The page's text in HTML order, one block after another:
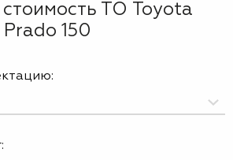
стоимость ТО Toyota
150